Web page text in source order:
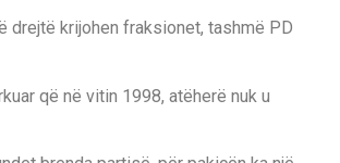
drejtë krijohen fraksionet, tashmë PD
që në vitin 1998, atëherë nuk u